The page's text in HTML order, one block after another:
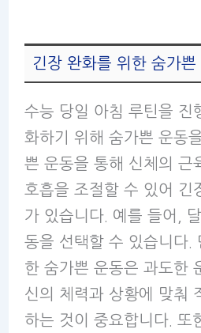
긴장 완화를 위한 숨가쁜
수능 당일 아침 루틴을 진
화하기 위해 숨가쁜 운동
쁜 운동을 통해 신체의 근
호흡을 조절할 수 있어 긴
가 있습니다. 예를 들어,
동을 선택할 수 있습니다.
한 숨가쁜 운동은 과도한
신의 체력과 상황에 맞춰
하는 것이 중요합니다. 또